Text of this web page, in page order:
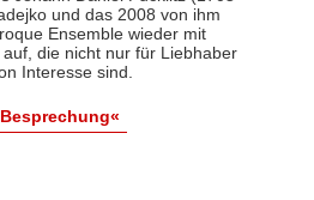
und das 2008 von ihm
Ensemble wieder mit
die nicht nur für Liebhaber
Interesse sind.